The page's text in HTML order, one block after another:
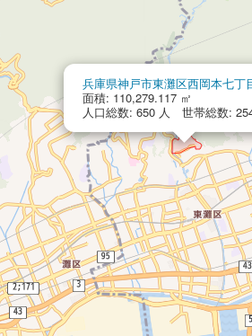
兵庫県神戸市東灘区西岡本七丁
面積: 110,279.117 ㎡
人口総数: 650 人 世帯総数: